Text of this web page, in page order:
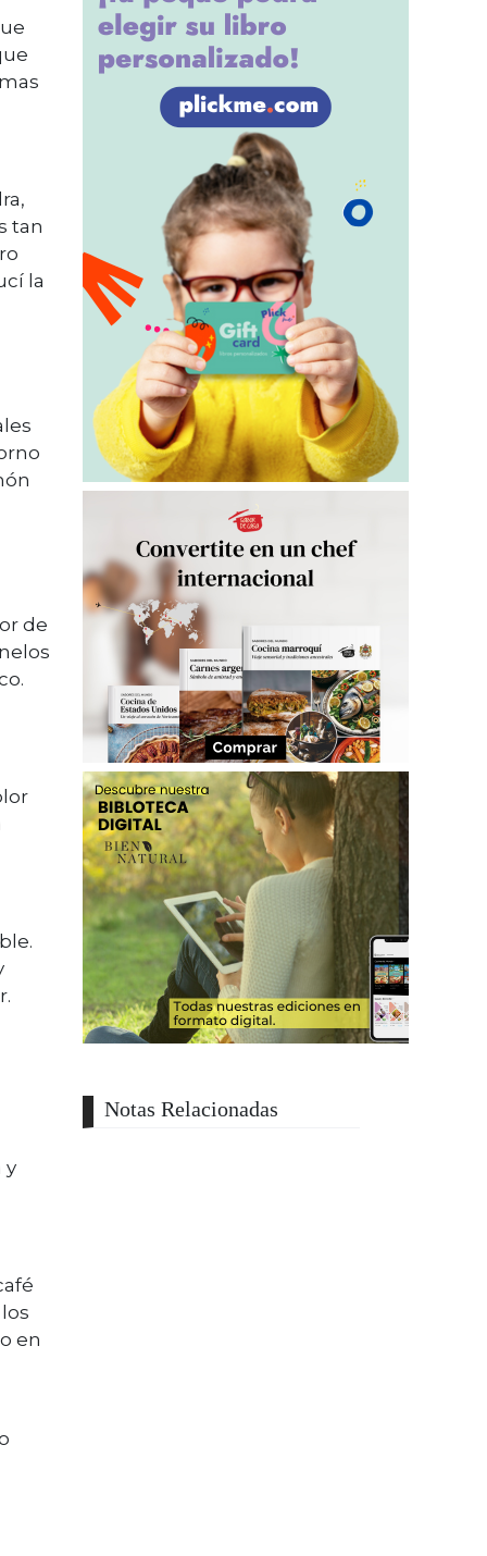
tan
la
de
y
en
Notas Relacionadas